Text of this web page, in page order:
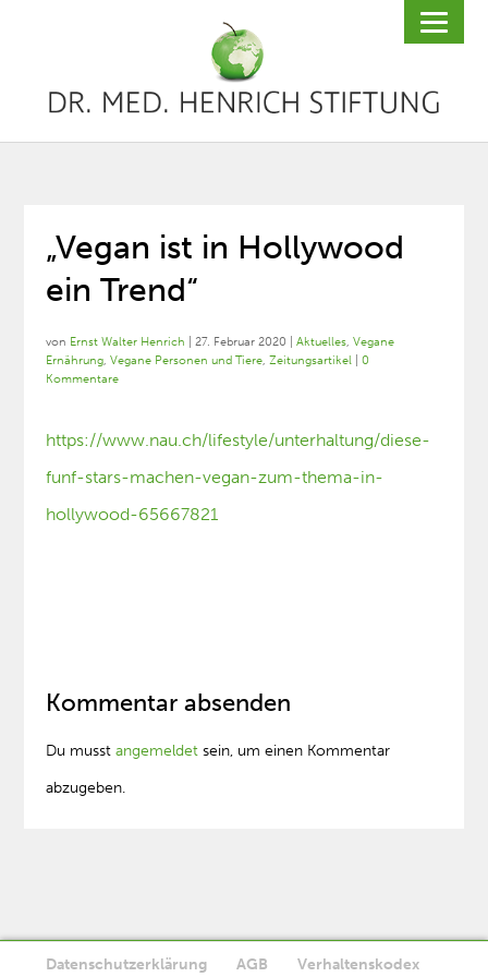
„Vegan ist in Hollywood
ein Trend“
von Ernst Walter Henrich |27. Februar 2020 |Aktuelles,Vegane
Ernährung,Vegane Personen und Tiere,Zeitungsartikel |0
Kommentare
https://www.nau.ch/lifestyle/unterhaltung/diese-
funf-stars-machen-vegan-zum-thema-in-
hollywood-65667821
Kommentar absenden
Du musstangemeldet sein, um einen Kommentar
abzugeben.
Datenschutzerklärung AGB
Verhaltenskodex